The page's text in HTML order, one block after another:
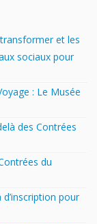
et les
sociaux pour
: Le Musée
des Contrées
du
pour